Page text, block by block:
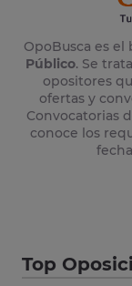
OpoBusca es el
Público. Se
opositores
ofertas y
Convocatorias
conoce los
Top